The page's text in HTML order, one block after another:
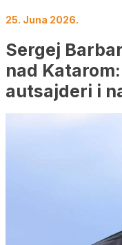
25. Juna 2026.
Sergej
nad
autsajderi i